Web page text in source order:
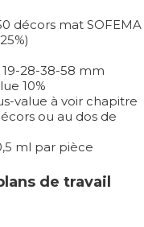
décors mat SOFEMA
28-38-58 mm
10%
value à voir chapitre
ou au dos de
ml par pièce
de travail